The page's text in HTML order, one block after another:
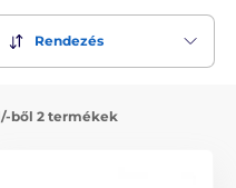
Rendezés
ből 2 termékek